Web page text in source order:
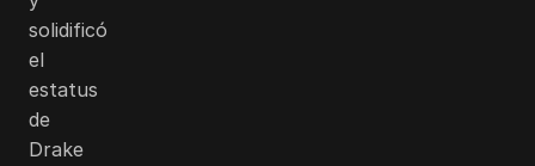
solidificó
el
estatus
de
Drake